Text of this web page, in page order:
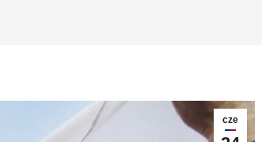
cze